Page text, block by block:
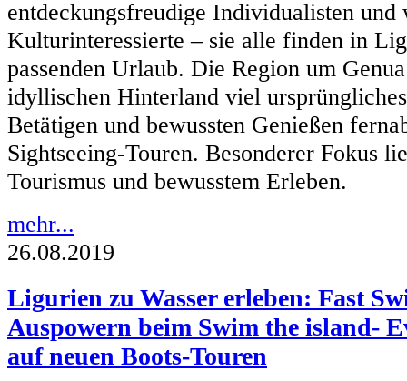
entdeckungsfreudige Individualisten und
Kulturinteressierte – sie alle finden in
passenden Urlaub. Die Region um
idyllischen Hinterland viel
Betätigen und bewussten Genießen
Sightseeing-Touren. Besonderer Fokus
Tourismus und bewusstem Erleben.
mehr...
26.08.2019
Ligurien zu Wasser erleben: Fast
Auspowern beim Swim the island-
auf neuen Boots-Touren